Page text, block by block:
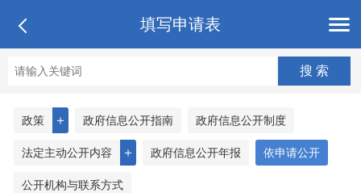
填写申请表
＋
政策 政府信息公开指南 政府信息公开制度
＋
法定主动公开内容 政府信息公开年报 依申请公开
公开机构与联系方式